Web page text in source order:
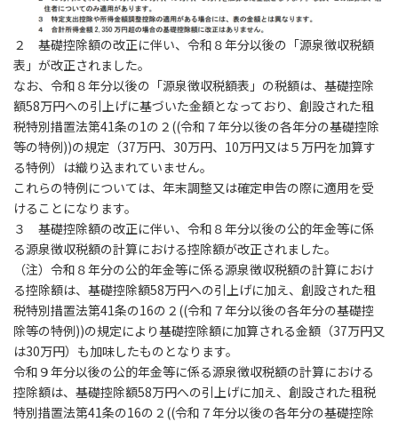
２ 基礎控除額の改正に伴い、令和８年分以後の「源泉徴収税額
表」が改正されました。
なお、令和８年分以後の「源泉徴収税額表」の税額は、基礎控除
額58万円への引上げに基づいた金額となっており、創設された租
税特別措置法第41条の1の２((令和７年分以後の各年分の基礎控除
等の特例))の規定（37万円、30万円、10万円又は５万円を加算す
る特例）は織り込まれていません。
これらの特例については、年末調整又は確定申告の際に適用を受
けることになります。
３ 基礎控除額の改正に伴い、令和８年分以後の公的年金等に係
る源泉徴収税額の計算における控除額が改正されました。
（注）令和８年分の公的年金等に係る源泉徴収税額の計算におけ
る控除額は、基礎控除額58万円への引上げに加え、創設された租
税特別措置法第41条の16の２((令和７年分以後の各年分の基礎控
除等の特例))の規定により基礎控除額に加算される金額（37万円又
は30万円）も加味したものとなります。
令和９年分以後の公的年金等に係る源泉徴収税額の計算における
控除額は、基礎控除額58万円への引上げに加え、創設された租税
特別措置法第41条の16の２((令和７年分以後の各年分の基礎控除